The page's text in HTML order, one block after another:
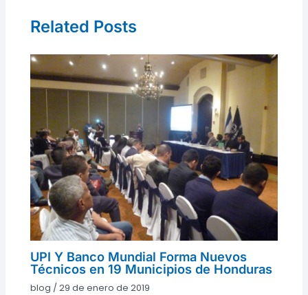
Related Posts
UPI Y Banco Mundial Forma Nuevos
Técnicos en 19 Municipios de Honduras
blog /29 de enero de 2019